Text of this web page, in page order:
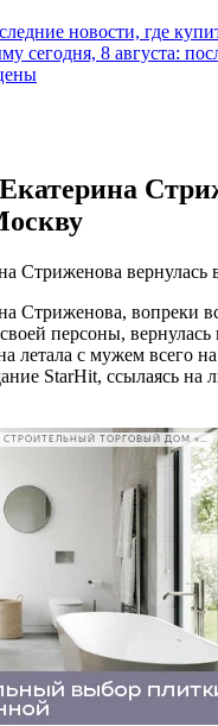
новости, где
сегодня, 8 августа:
Стриженова вернулась
Стриженова, вопреки
персоны,
летала с мужем всего
StarHit, ссылаясь на
РЕКЛАМА • ООО СТРОИТЕЛЬНЫЙ ТОРГОВЫЙ ДОМ «ПЕТРОВИЧ». ИНН: 7802348846